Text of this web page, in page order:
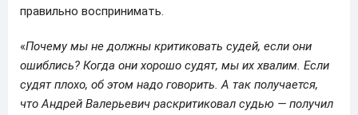
правильно воспринимать.
«Почему мы не должны критиковать судей, если они
ошиблись? Когда они хорошо судят, мы их хвалим. Если
судят плохо, об этом надо говорить. А так получается,
что Андрей Валерьевич раскритиковал судью — получил